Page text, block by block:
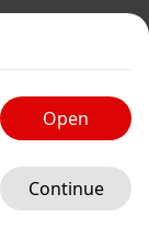
Open
Continue